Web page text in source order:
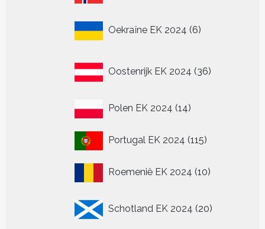
Oekraïne EK 2024 6
producten
Oostenrijk EK 2024 36
producten
Polen EK 2024 1414
Portugal EK 2024 115115
Roemenië EK 2024 1010
Schotland EK 2024 20
producten